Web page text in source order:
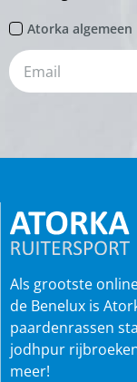
Atorka algemeen
Als grootste
de Benelux is
paardenrassen
jodhpur
meer!